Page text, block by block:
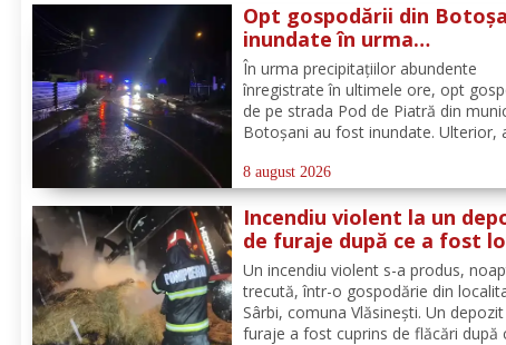
Opt gospodării din
inundate în urma
precipitațiilor abundente
ultimele ore
În urma precipitațiilor abundente
înregistrate în ultimele ore, opt
de pe strada Pod de Piatră din
Botoșani au fost inundate. Ulterior,
pe carosabil. Pentru evacuarea apei,
pompierii militari din cadrul
Detașamentului Botoșani au...
8 august 2026
Incendiu violent la un
de furaje după ce a fost
de trăsnet
Un incendiu violent s-a produs,
trecută, într-o gospodărie din
Sârbi, comuna Vlăsinești. Un
furaje a fost cuprins de flăcări după